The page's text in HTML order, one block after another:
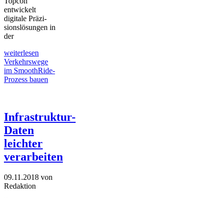
entwickelt
digitale Präzi­
sionslösungen in
der
weiterlesen
Verkehrswege
im SmoothRide-
Prozess bauen
Infrastruktur-
Daten
leichter
verarbeiten
09.11.2018 von
Redaktion